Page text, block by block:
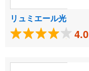
リュミエール光
4.0